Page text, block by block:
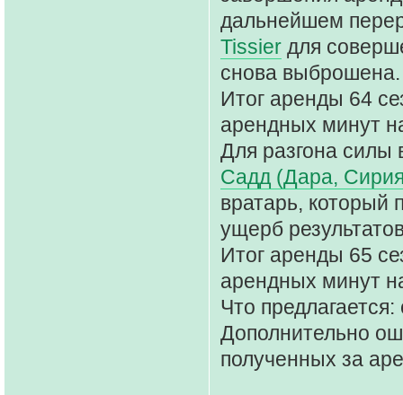
дальнейшем
Tissier для
снова выброшена.
Итог аренды 64
арендных минут
Для разгона
Садд (Дара,
вратарь, который
ущерб
Итог аренды 65
арендных минут
Что
Дополнительно
полученных за